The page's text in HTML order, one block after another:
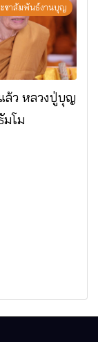
ชาสัมพันธ์งานบุญ
ว หลวงปู่บุญ
มโม